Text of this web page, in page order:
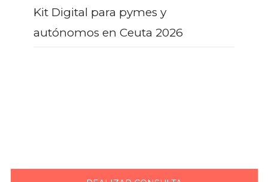
Kit Digital para pymes y
autónomos en Ceuta 2026